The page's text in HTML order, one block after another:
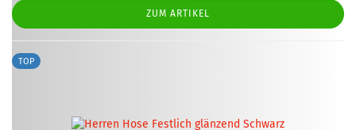
ZUM ARTIKEL
TOP